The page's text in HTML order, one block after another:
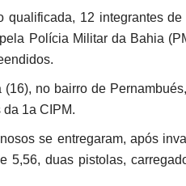
12 integrantes
Polícia Militar da Bahia
no bairro de
1a CIPM.
se entregaram, após
duas pistolas,